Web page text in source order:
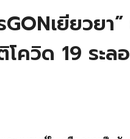
เยียวย
ควิด 19 ระล